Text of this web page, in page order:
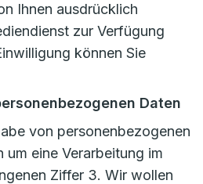
Ihnen ausdrücklich
zur Verfügung
können Sie
Daten
von personenbezogenen
um eine Verarbeitung im
Ziffer 3. Wir wollen